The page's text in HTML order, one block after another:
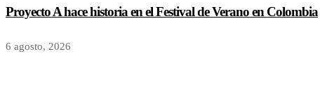
Proyecto A hace historia en el Festival de Verano en Colombia
6 agosto, 2026